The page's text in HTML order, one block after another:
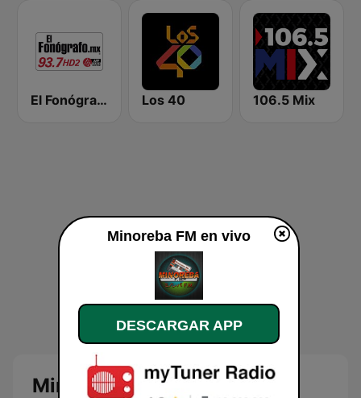
El Fonógrafo HD2 Los 40 106.5 Mix
Minoreba FM en vivo
Minoreba FM en vivo
DESCARGAR APP